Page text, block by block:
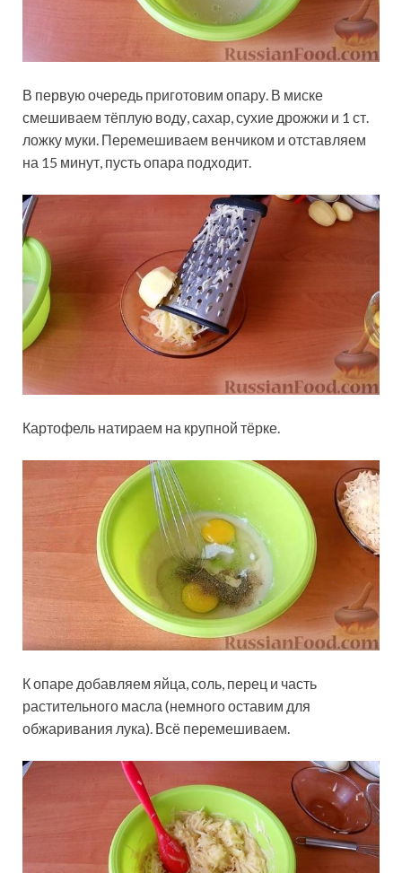
В первую очередь приготовим опару. В миске
смешиваем тёплую воду, сахар, сухие дрожжи и 1 ст.
ложку муки. Перемешиваем венчиком и отставляем
на 15 минут, пусть опара подходит.
Картофель натираем на крупной тёрке.
К опаре добавляем яйца, соль, перец и часть
растительного масла (немного оставим для
обжаривания лука). Всё перемешиваем.